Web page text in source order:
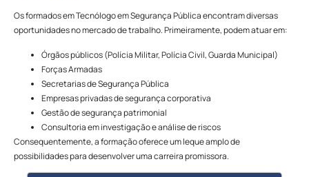
Os formados em Tecnólogo em Segurança Pública encontram diversas
oportunidades no mercado de trabalho. Primeiramente, podem atuar em:
Órgãos públicos (Polícia Militar, Polícia Civil, Guarda Municipal)
Forças Armadas
Secretarias de Segurança Pública
Empresas privadas de segurança corporativa
Gestão de segurança patrimonial
Consultoria em investigação e análise de riscos
Consequentemente, a formação oferece um leque amplo de
possibilidades para desenvolver uma carreira promissora.